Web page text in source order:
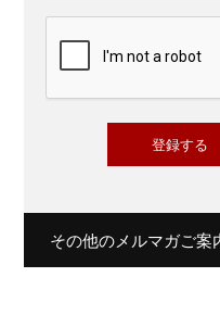
その他のメルマガご案